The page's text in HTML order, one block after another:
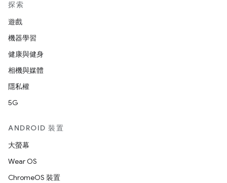
探索
遊戲
機器學習
健康與健身
相機與媒體
隱私權
5G
ANDROID 裝置
大螢幕
Wear OS
ChromeOS 裝置